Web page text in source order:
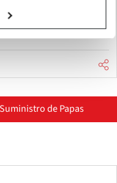
de 400 agricultores y
el departamento.
de Papas